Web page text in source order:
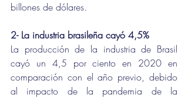
billones de dólares.
2- La industria brasileña cayó 4,5%
La producción de la industria de Brasil
cayó un 4,5 por ciento en 2020 en
comparación con el año previo, debido
al impacto de la pandemia de la